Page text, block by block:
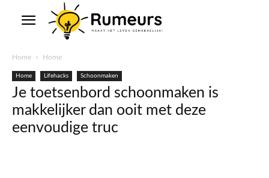
Home Home
Home Lifehacks Schoonmaken
Je toetsenbord schoonmaken is
makkelijker dan ooit met deze
eenvoudige truc